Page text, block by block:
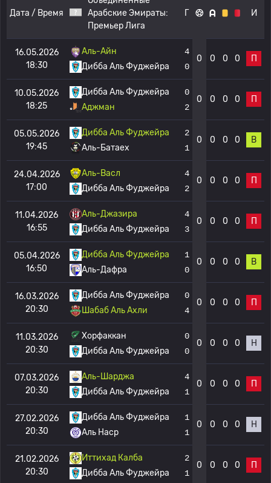
Дата / Время
Арабские Эмираты:
Премьер Лига
Г И
16.05.2026
18:30
Аль-Айн
Дибба Аль Фуджейра
4
0
0 0 0 0 П
10.05.2026
18:25
Дибба Аль Фуджейра
Аджман
0
2
0 0 0 0 П
05.05.2026
19:45
Дибба Аль Фуджейра
Аль-Батаех
2
1
0 0 0 0 В
24.04.2026
17:00
Аль-Васл
Дибба Аль Фуджейра
4
2
0 0 0 0 П
11.04.2026
16:55
Аль-Джазира
Дибба Аль Фуджейра
4
3
0 0 0 0 П
05.04.2026
16:50
Дибба Аль Фуджейра
Аль-Дафра
1
0
0 0 0 0 В
16.03.2026
20:30
Дибба Аль Фуджейра
Шабаб Аль Ахли
0
4
0 0 0 0 П
11.03.2026
20:30
Хорфаккан
Дибба Аль Фуджейра
0
0
0 0 0 0 Н
07.03.2026
20:30
Аль-Шарджа
Дибба Аль Фуджейра
4
1
0 0 0 0 П
27.02.2026
20:30
Дибба Аль Фуджейра
Аль Наср
1
1
0 0 0 0 Н
21.02.2026
20:30
Иттихад Калба
Дибба Аль Фуджейра
2
1
0 0 0 0 П